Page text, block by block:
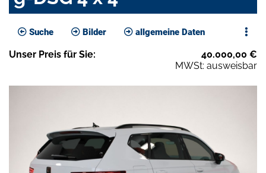
Suche Bilder allgemeine Daten
Unser Preis für Sie: 40.000,00 €
MWSt: ausweisbar